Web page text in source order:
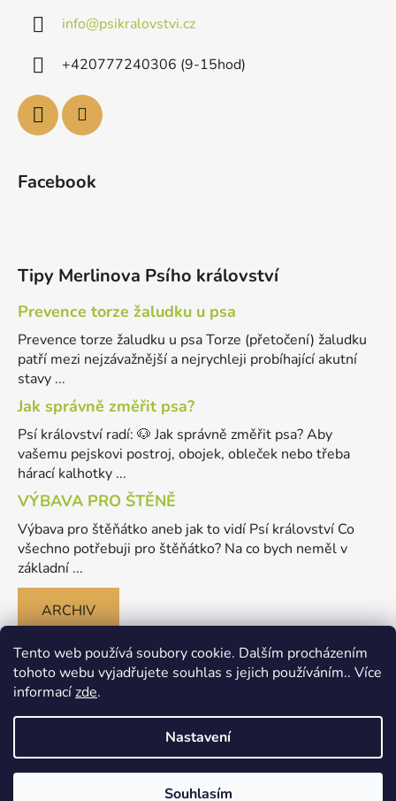
Tento web používá soubory cookie. Dalším procházením
tohoto webu vyjadřujete souhlas s jejich používáním.. Více
informacízde.
Nastavení
Souhlasím
info@psikralovstvi.cz
+420777240306 (9-15hod)
Facebook
Tipy Merlinova Psího království
Prevence torze žaludku u psa
Prevence torze žaludku u psa Torze (přetočení) žaludku
patří mezi nejzávažnější a nejrychleji probíhající akutní
stavy ...
Jak správně změřit psa?
Psí království radí: 🐶 Jak správně změřit psa? Aby
vašemu pejskovi postroj, obojek, obleček nebo třeba
hárací kalhotky ...
VÝBAVA PRO ŠTĚNĚ
Výbava pro štěňátko aneb jak to vidí Psí království Co
všechno potřebuji pro štěňátko? Na co bych neměl v
základní ...
ARCHIV
Vytvořil Shoptet